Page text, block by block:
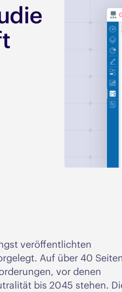
veröffentlichten
Auf über 40
vor denen
bis 2045 stehen.